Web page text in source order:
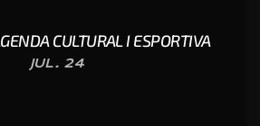
CULTURAL I ESPORTIVA
JUL. 24